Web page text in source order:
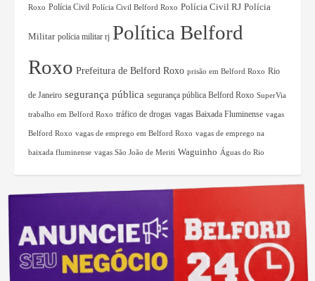
Roxo Polícia Civil Polícia Civil Belford Roxo Polícia Civil RJ Polícia
Militar polícia militar rj Política Belford
Roxo Prefeitura de Belford Roxo prisão em Belford Roxo Rio
de Janeiro segurança pública segurança pública Belford Roxo SuperVia
trabalho em Belford Roxo tráfico de drogas vagas Baixada Fluminense vagas
Belford Roxo vagas de emprego em Belford Roxo vagas de emprego na
baixada fluminense vagas São João de Meriti Waguinho Águas do Rio